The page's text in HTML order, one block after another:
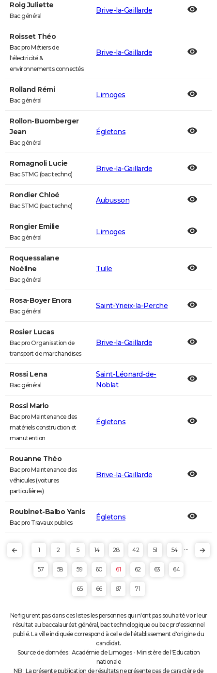
Roig Juliette
Bac général
Brive-la-Gaillarde
Roisset Théo
Bac pro Métiers de
l'électricité &
environnements connectés
Brive-la-Gaillarde
Rolland Rémi
Bac général
Limoges
Rollon-Buomberger
Jean
Bac général
Égletons
Romagnoli Lucie
Bac STMG (bac techno)
Brive-la-Gaillarde
Rondier Chloé
Bac STMG (bac techno)
Aubusson
Rongier Emilie
Bac général
Limoges
Roquessalane
Noéline
Bac général
Tulle
Rosa-Boyer Enora
Bac général
Saint-Yrieix-la-Perche
Rosier Lucas
Bac pro Organisation de
transport de marchandises
Brive-la-Gaillarde
Rossi Lena
Bac général
Saint-Léonard-de-
Noblat
Rossi Mario
Bac pro Maintenance des
matériels construction et
manutention
Égletons
Rouanne Théo
Bac pro Maintenance des
véhicules (voitures
particulières)
Brive-la-Gaillarde
Roubinet-Balbo Yanis
Bac pro Travaux publics
Égletons
1 2 5 14 28 42 51 54 ...
57 58 59 60 61 62 63 64
65 66 67 71
Ne figurent pas dans ces listes les personnes qui n'ont pas souhaité voir leur
résultat au baccalauréat général, bac technologique ou bac professionnel
publié. La ville indiquée correspond à celle de l'établissement d'origine du
candidat.
Source de données : Académie de Limoges - Ministère de l'Education
nationale
NB : La présente publication de résultats ne présente pas de caractère de